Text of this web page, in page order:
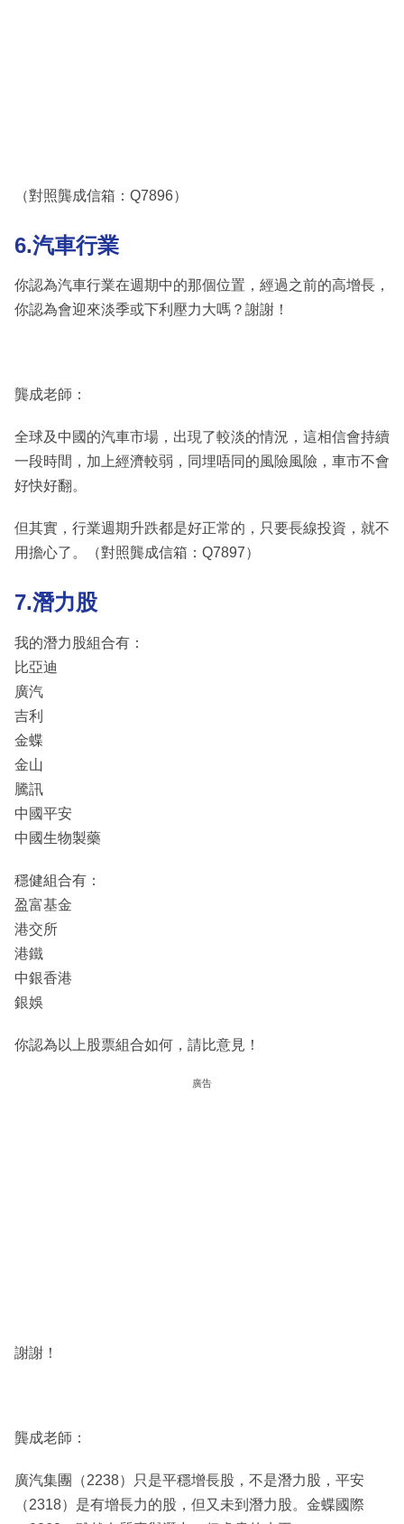
（對照龔成信箱：Q7896）
6.汽車行業
你認為汽車行業在週期中的那個位置，經過之前的高增長，
你認為會迎來淡季或下利壓力大嗎？謝謝！
龔成老師：
全球及中國的汽車市場，出現了較淡的情況，這相信會持續
一段時間，加上經濟較弱，同埋唔同的風險風險，車市不會
好快好翻。
但其實，行業週期升跌都是好正常的，只要長線投資，就不
用擔心了。（對照龔成信箱：Q7897）
7.潛力股
我的潛力股組合有：
比亞迪
廣汽
吉利
金蝶
金山
騰訊
中國平安
中國生物製藥
穩健組合有：
盈富基金
港交所
港鐵
中銀香港
銀娛
你認為以上股票組合如何，請比意見！
廣告
謝謝！
龔成老師：
廣汽集團（2238）只是平穩增長股，不是潛力股，平安
（2318）是有增長力的股，但又未到潛力股。金蝶國際